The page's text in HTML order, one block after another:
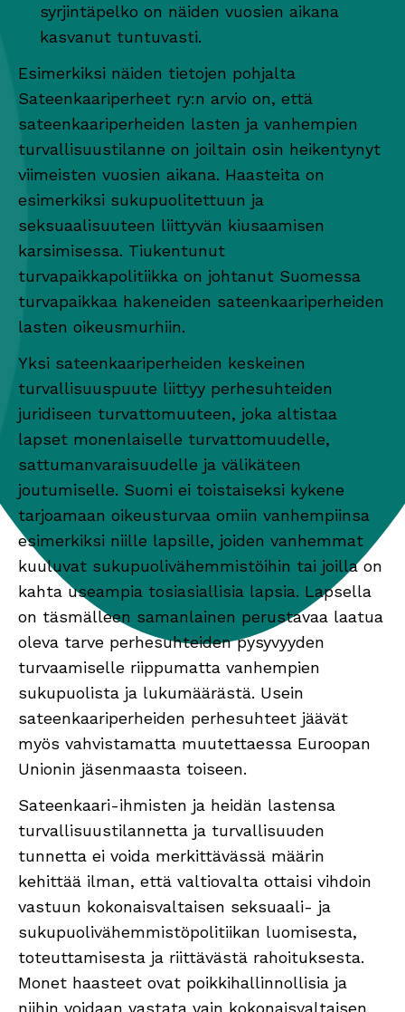
syrjintäpelko on näiden vuosien aikana
kasvanut tuntuvasti.
Esimerkiksi näiden tietojen pohjalta
Sateenkaariperheet ry:n arvio on, että
sateenkaariperheiden lasten ja vanhempien
turvallisuustilanne on joiltain osin heikentynyt
viimeisten vuosien aikana. Haasteita on
esimerkiksi sukupuolitettuun ja
seksuaalisuuteen liittyvän kiusaamisen
karsimisessa. Tiukentunut
turvapaikkapolitiikka on johtanut Suomessa
turvapaikkaa hakeneiden sateenkaariperheiden
lasten oikeusmurhiin.
Yksi sateenkaariperheiden keskeinen
turvallisuuspuute liittyy perhesuhteiden
juridiseen turvattomuuteen, joka altistaa
lapset monenlaiselle turvattomuudelle,
sattumanvaraisuudelle ja välikäteen
joutumiselle. Suomi ei toistaiseksi kykene
tarjoamaan oikeusturvaa omiin vanhempiinsa
esimerkiksi niille lapsille, joiden vanhemmat
kuuluvat sukupuolivähemmistöihin tai joilla on
kahta useampia tosiasiallisia lapsia. Lapsella
on täsmälleen samanlainen perustavaa laatua
oleva tarve perhesuhteiden pysyvyyden
turvaamiselle riippumatta vanhempien
sukupuolista ja lukumäärästä. Usein
sateenkaariperheiden perhesuhteet jäävät
myös vahvistamatta muutettaessa Euroopan
Unionin jäsenmaasta toiseen.
Sateenkaari-ihmisten ja heidän lastensa
turvallisuustilannetta ja turvallisuuden
tunnetta ei voida merkittävässä määrin
kehittää ilman, että valtiovalta ottaisi vihdoin
vastuun kokonaisvaltaisen seksuaali- ja
sukupuolivähemmistöpolitiikan luomisesta,
toteuttamisesta ja riittävästä rahoituksesta.
Monet haasteet ovat poikkihallinnollisia ja
niihin voidaan vastata vain kokonaisvaltaisen